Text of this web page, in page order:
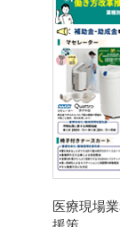
医療現場